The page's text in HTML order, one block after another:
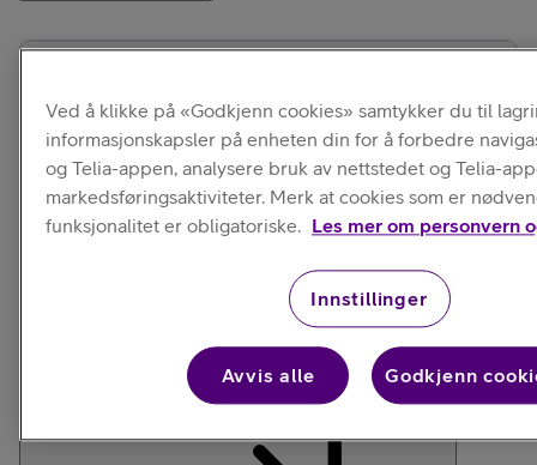
Aktuelle
kampanjer
Logg inn for å se hvilke fordeler og rabatter du kan få.
Ved å klikke på «Godkjenn cookies» samtykker du til
informasjonskapsler på enheten din for å forbedre
og Telia-appen, analysere bruk av nettstedet og Telia-
markedsføringsaktiviteter. Merk at cookies som er
funksjonalitet er obligatoriske. Les mer om personvern
Innstillinger
Avvis alle Godkjenn